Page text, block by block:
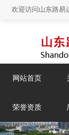
欢迎访问山东路易
网站首页
荣誉资质